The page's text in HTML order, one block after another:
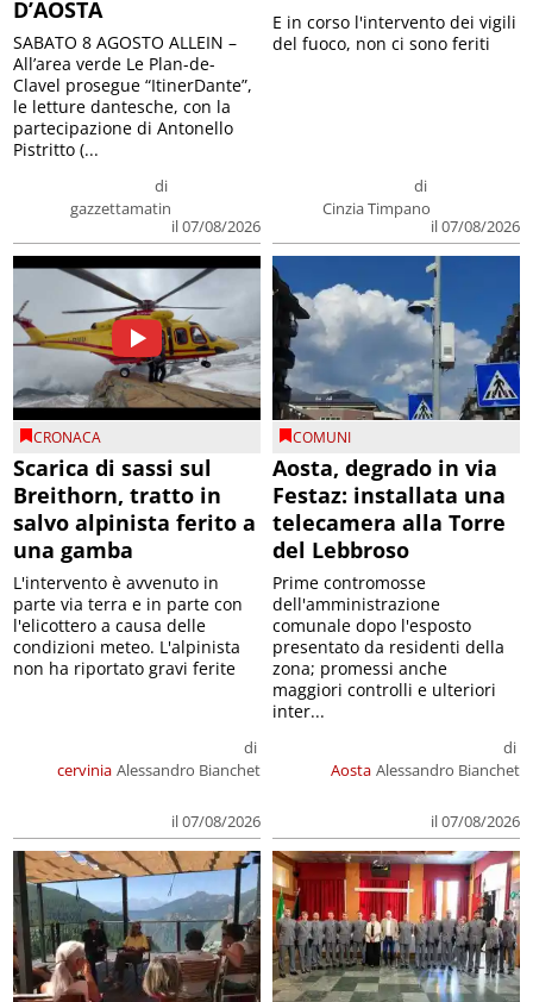
D’AOSTA
di
gazzettamatin
il 07/08/2026
SABATO 8 AGOSTO ALLEIN –
All’area verde Le Plan-de-
Clavel prosegue “ItinerDante”,
le letture dantesche, con la
partecipazione di Antonello
Pistritto (...
di
Cinzia Timpano
il 07/08/2026
E in corso l'intervento dei vigili
del fuoco, non ci sono feriti
CRONACA
Scarica di sassi sul
Breithorn, tratto in
salvo alpinista ferito a
una gamba
cervinia
di
Alessandro Bianchet
il 07/08/2026
L'intervento è avvenuto in
parte via terra e in parte con
l'elicottero a causa delle
condizioni meteo. L'alpinista
non ha riportato gravi ferite
COMUNI
Aosta, degrado in via
Festaz: installata una
telecamera alla Torre
del Lebbroso
Aosta
di
Alessandro Bianchet
il 07/08/2026
Prime contromosse
dell'amministrazione
comunale dopo l'esposto
presentato da residenti della
zona; promessi anche
maggiori controlli e ulteriori
inter...